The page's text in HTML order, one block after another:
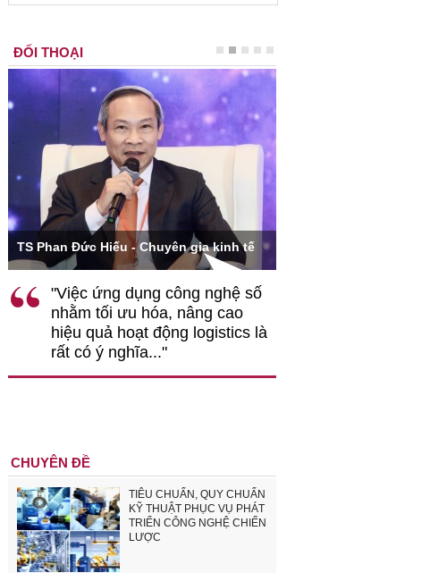
ĐỐI THOẠI
TS Phan Đức Hiếu - Chuyên gia kinh tế
"Việc ứng dụng công nghệ số
nhằm tối ưu hóa, nâng cao
hiệu quả hoạt động logistics là
rất có ý nghĩa..."
CHUYÊN ĐỀ
TIÊU CHUẨN, QUY CHUẨN
KỸ THUẬT PHỤC VỤ PHÁT
TRIỂN CÔNG NGHỆ CHIẾN
LƯỢC